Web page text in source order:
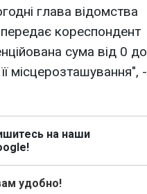
глава відомства
передає кореспондент
сума від 0 до
місцерозташування", -
на наши
удобно!